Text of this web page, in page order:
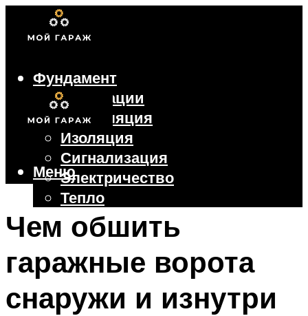
Фундамент
Коммуникации
Вентиляция
Изоляция
Сигнализация
Электричество
Тепло
Крыша
Ворота
Меню
Меню
Чем обшить
гаражные ворота
снаружи и изнутри